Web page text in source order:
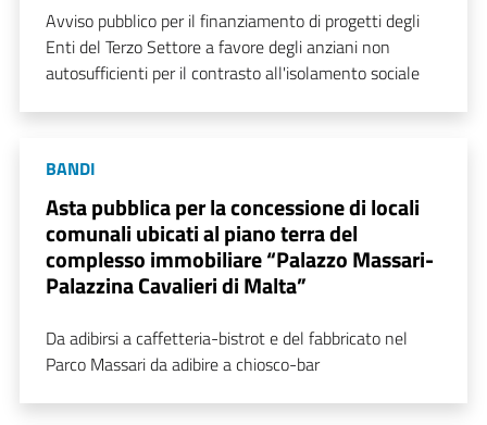
Avviso pubblico per il finanziamento di progetti degli
Enti del Terzo Settore a favore degli anziani non
autosufficienti per il contrasto all'isolamento sociale
BANDI
Asta pubblica per la concessione di locali
comunali ubicati al piano terra del
complesso immobiliare “Palazzo Massari-
Palazzina Cavalieri di Malta”
Da adibirsi a caffetteria-bistrot e del fabbricato nel
Parco Massari da adibire a chiosco-bar